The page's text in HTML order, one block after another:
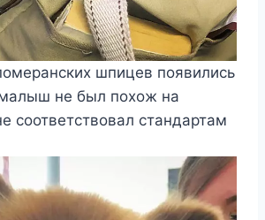
шпицев появились
не был похож на
соответствовал стандартам